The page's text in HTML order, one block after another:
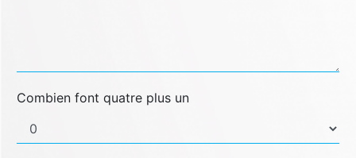
Combien font quatre plus un